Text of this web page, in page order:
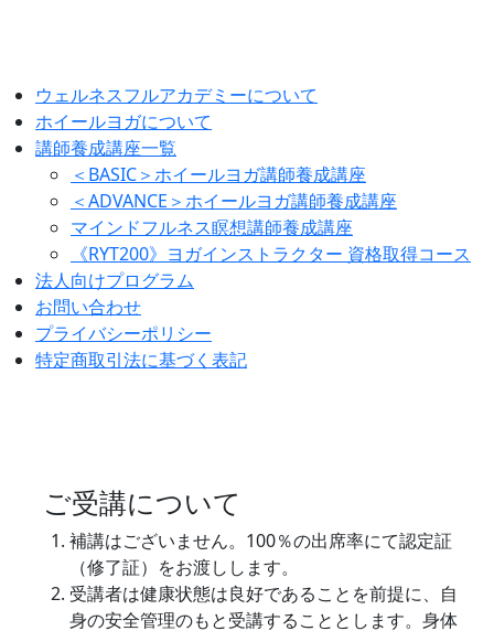
ウェルネスフルアカデミーについて
ホイールヨガについて
講師養成講座一覧
＜BASIC＞ホイールヨガ講師養成講座
＜ADVANCE＞ホイールヨガ講師養成講座
マインドフルネス瞑想講師養成講座
《RYT200》ヨガインストラクター 資格取得コース
法人向けプログラム
お問い合わせ
プライバシーポリシー
特定商取引法に基づく表記
ご受講について
補講はございません。100％の出席率にて認定証
（修了証）をお渡しします。
受講者は健康状態は良好であることを前提に、自
身の安全管理のもと受講することとします。身体